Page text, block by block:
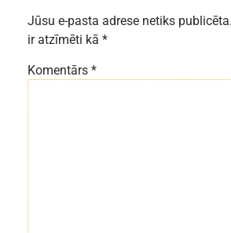
Jūsu e-pasta adrese netiks publicēta.
ir atzīmēti kā *
Komentārs *